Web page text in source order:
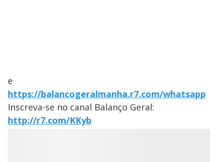
e
https://balancogeralmanha.r7.com/whatsapp
Inscreva-se no canal Balanço Geral:
http://r7.com/KKyb